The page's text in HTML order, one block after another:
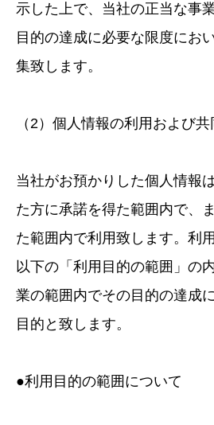
示した上で、当社の正当な事
目的の達成に必要な限度にお
集致します。
（2）個人情報の利用および共
当社がお預かりした個人情報
た方に承諾を得た範囲内で、
た範囲内で利用致します。利
以下の「利用目的の範囲」の
業の範囲内でその目的の達成
目的と致します。
●利用目的の範囲について